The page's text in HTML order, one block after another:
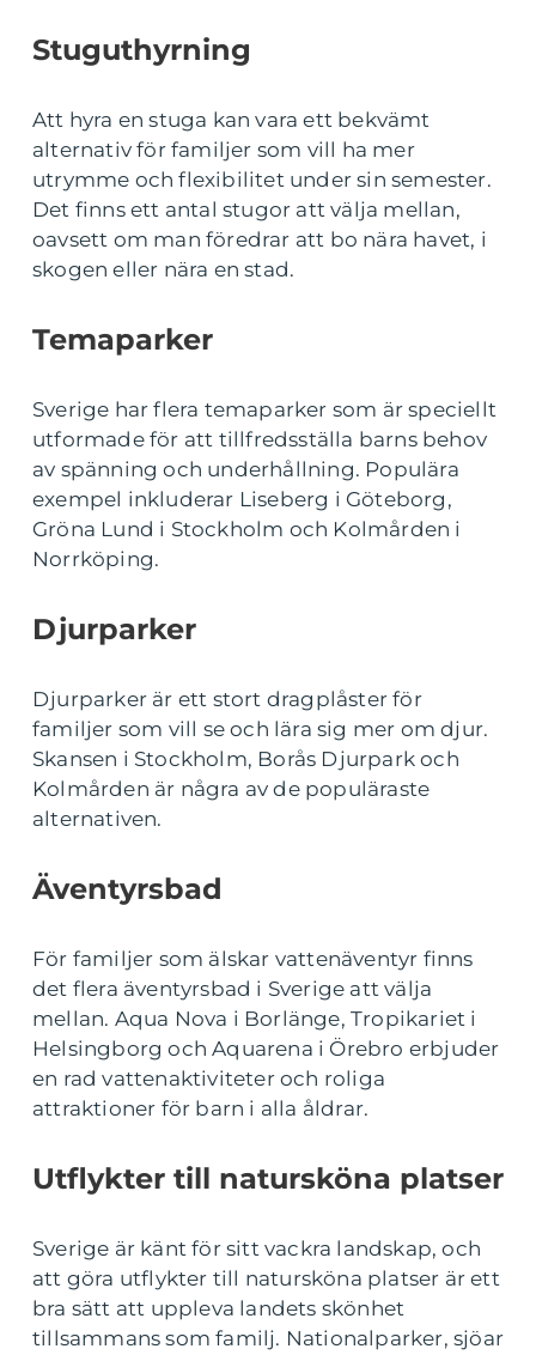
Stuguthyrning
Att hyra en stuga kan vara ett bekvämt
alternativ för familjer som vill ha mer
utrymme och flexibilitet under sin semester.
Det finns ett antal stugor att välja mellan,
oavsett om man föredrar att bo nära havet, i
skogen eller nära en stad.
Temaparker
Sverige har flera temaparker som är speciellt
utformade för att tillfredsställa barns behov
av spänning och underhållning. Populära
exempel inkluderar Liseberg i Göteborg,
Gröna Lund i Stockholm och Kolmården i
Norrköping.
Djurparker
Djurparker är ett stort dragplåster för
familjer som vill se och lära sig mer om djur.
Skansen i Stockholm, Borås Djurpark och
Kolmården är några av de populäraste
alternativen.
Äventyrsbad
För familjer som älskar vattenäventyr finns
det flera äventyrsbad i Sverige att välja
mellan. Aqua Nova i Borlänge, Tropikariet i
Helsingborg och Aquarena i Örebro erbjuder
en rad vattenaktiviteter och roliga
attraktioner för barn i alla åldrar.
Utflykter till natursköna platser
Sverige är känt för sitt vackra landskap, och
att göra utflykter till natursköna platser är ett
bra sätt att uppleva landets skönhet
tillsammans som familj. Nationalparker, sjöar